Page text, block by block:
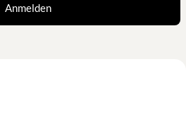
Anmelden